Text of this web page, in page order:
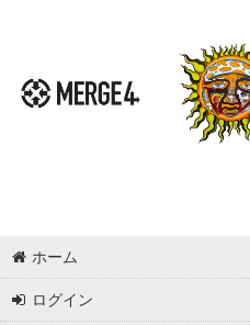
ホーム
ログイン